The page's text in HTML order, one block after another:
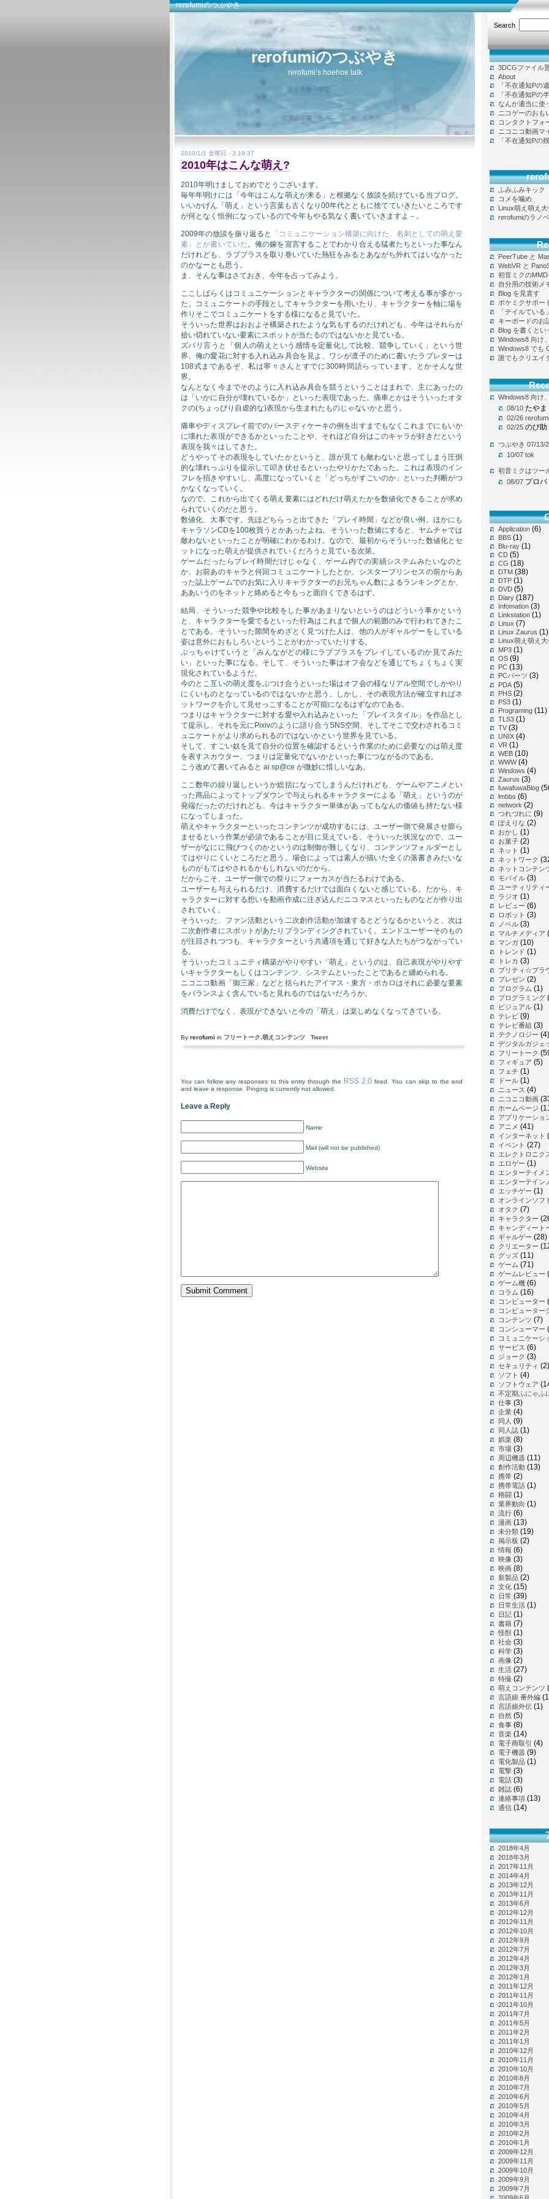
rerofumiのつぶやき
rerofumiのつぶやき
rerofumi’s hoehoe talk
2010/1/1 金曜日 - 3:19:37
2010年はこんな萌え?
2010年明けましておめでとうございます。
毎年年明けには「今年はこんな萌えが来る」と根拠なく放談を続けている当ブログ。
いいかげん「萌え」という言葉も古くなり00年代とともに捨てていきたいところです
が何となく恒例になっているので今年もやる気なく書いていきますよ－。
2009年の放談を振り返ると
「コミュニケーション構築に向けた、名刺としての萌え要
素」とか書いていた。俺の嫁を宣言することでわかり合える猛者たちといった事なん
だけれども、ラブプラスを取り巻いていた熱狂をみるとあながち外れてはいなかった
のかなーとも思う。
ま、そんな事はさておき、今年を占ってみよう。
ここしばらくはコミュニケーションとキャラクターの関係について考える事が多かっ
た。コミュニケートの手段としてキャラクターを用いたり、キャラクターを軸に場を
作りそこでコミュニケートをする様になると見ていた。
そういった世界はおおよそ構築されたような気もするのだけれども、今年はそれらが
拾い切れていない要素にスポットが当たるのではないかと見ている。
ズバリ言うと「個人の萌えという感情を定量化して比較、競争していく」という世
界。俺の愛花に対する入れ込み具合を見よ、ワシが凛子のために書いたラブレターは
108式まであるぞ、私は寧々さんとすでに300時間語らっています。とかそんな世
界。
なんとなく今までそのように入れ込み具合を競うということはまれで、主にあったの
は「いかに自分が壊れているか」といった表現であった。痛車とかはそういったオタ
クの(ちょっぴり自虐的な)表現から生まれたものじゃないかと思う。
痛車やディスプレイ前でのバースディケーキの例を出すまでもなくこれまでにもいか
に壊れた表現ができるかといったことや、それほど自分はこのキャラが好きだという
表現を我々はしてきた。
どうやってその表現をしていたかというと、誰が見ても敵わないと思ってしまう圧倒
的な壊れっぷりを提示して叩き伏せるといったやりかたであった。これは表現のイン
フレを招きやすいし、高度になっていくと「どっちがすごいのか」といった判断がつ
かなくなっていく。
なので、これから出てくる萌え要素にはどれだけ萌えたかを数値化できることが求め
られていくのだと思う。
数値化、大事です。先ほどちらっと出てきた「プレイ時間」などが良い例。ほかにも
キャラソンCDを100枚買うとかあったよね。そういった数値にすると、ヤムチャでは
敵わないといったことが明確にわかるわけ。なので、最初からそういった数値化とセ
ットになった萌えが提供されていくだろうと見ている次第。
ゲームだったらプレイ時間だけじゃなく、ゲーム内での実績システムみたいなのと
か、お前あのキャラと何回コミュニケートしたとか。シスタープリンセスの前からあ
った誌上ゲームでのお気に入りキャラクターのお兄ちゃん数によるランキングとか、
ああいうのをネットと絡めると今もっと面白くできるはず。
結局、そういった競争や比較をした事があまりないというのはどういう事かという
と、キャラクターを愛でるといった行為はこれまで個人の範囲のみで行われてきたこ
とである。そういった隙間をめざとく見つけた人は、他の人がギャルゲーをしている
姿は意外におもしろいということがわかっていたりする。
ぶっちゃけていうと「みんながどの様にラブプラスをプレイしているのか見てみた
い」といった事になる。そして、そういった事はオフ会などを通じてちょくちょく実
現化されているようだ。
今のとこ互いの萌え度をぶつけ合うといった場はオフ会の様なリアル空間でしかやり
にくいものとなっているのではないかと思う。しかし、その表現方法が確立すればネ
ットワークを介して見せっこすることが可能になるはずなのである。
つまりはキャラクターに対する愛や入れ込みといった「プレイスタイル」を作品とし
て提示し、それを元にPixivのように語り合うSNS空間、そしてそこで交わされるコミ
ュニケートがより求められるのではないかという世界を見ている。
そして、すごい奴を見て自分の位置を確認するという作業のために必要なのは萌え度
を表すスカウター、つまりは定量化でないかといった事につながるのである。
こう改めて書いてみると ai sp@ce が微妙に惜しいなあ。
ここ数年の繰り返しというか総括になってしまうんだけれども、ゲームやアニメとい
った商品によってトップダウンで与えられるキャラクターによる「萌え」というのが
発端だったのだけれども、今はキャラクター単体があってもなんの価値も持たない様
になってしまった。
萌えやキャラクターといったコンテンツが成功するには、ユーザー側で発展させ膨ら
ませるという作業が必須であることが目に見えている。そういった状況なので、ユー
ザーがなにに飛びつくのかというのは制御が難しくなり、コンテンツフォルダーとし
てはやりにくいところだと思う。場合によっては素人が描いた全くの落書きみたいな
ものがもてはやされるかもしれないのだから。
だからこそ、ユーザー側での祭りにフォーカスが当たるわけである。
ユーザーも与えられるだけ、消費するだけでは面白くないと感じている。だから、キ
ャラクターに対する想いを動画作成に注ぎ込んだニコマスといったものなどが作り出
されていく。
そういった、ファン活動という二次創作活動が加速するとどうなるかというと、次は
二次創作者にスポットがあたりブランディングされていく。エンドユーザーそのもの
が注目されつつも、キャラクターという共通項を通じて好きな人たちがつながってい
る。
そういったコミュニティ構築がやりやすい「萌え」というのは、自己表現がやりやす
いキャラクターもしくはコンテンツ、システムといったことであると纏められる。
ニコニコ動画「御三家」などと括られたアイマス・東方・ボカロはそれに必要な要素
をバランスよく含んでいると見れるのではないだろうか。
消費だけでなく、表現ができないと今の「萌え」は楽しめなくなってきている。
By rerofumi in フリートーク 萌えコンテンツ Tweet
You can follow any responses to this entry through the RSS 2.0 feed. You can skip to the end
and leave a response. Pinging is currently not allowed.
Leave a Reply
Name
Mail (will not be published)
Website
Search
3DCGファイル
About
「不在通知Pの
「不在通知Pの
なんか適当に使
ニコゲーのおも
コンタクトフォ
ニコニコ動画マ
「不在通知Pの
ふみふみキック
コメを噛め
Linux萌え萌え
rerofumiのラノ
PeerTube と
WebVR と
初音ミクの
自分用の技術メ
Blog を見直す
ポケミクサポー
「テイルている
キーボードのお
Blog を書くとい
Windows8 向け
Windows8 でも
誰でもクリエイ
Windows8 向け
08/10 たやま
02/26 rerofumi
02/25 のび助
つぶやき 07/13/
10/07 tok
初音ミクはツー
08/07 プロパ
Application (6)
BBS (1)
Blu-ray (1)
CD (5)
CG (18)
DTM (38)
DTP (1)
DVD (5)
Diary (187)
Infomation (3)
Linkstation (1)
Linux (7)
Linux Zaurus (1)
Linux萌え萌え
MP3 (1)
OS (9)
PC (13)
PCパーツ (3)
PDA (5)
PHS (2)
PS3 (1)
Programing (11)
TLS3 (1)
TV (3)
UNIX (4)
VR (1)
WEB (10)
WWW(4)
Windows (4)
Zaurus (3)
fuwafuwaBlog
lmbbs (6)
network (2)
つれづれに (9)
ぽえりな (2)
おかし (1)
お菓子 (2)
ネット (1)
ネットワーク
ネットコンテン
モバイル (3)
ユーティリティ
ラジオ (1)
レビュー (6)
ロボット (3)
ノベル (3)
マルチメディア
マンガ (10)
トレンド (1)
トレカ (3)
プリティ☆ブラ
プレゼン (2)
プログラム (1)
プログラミング
ビジュアル (1)
テレビ (9)
テレビ番組 (3)
テクノロジー (4)
デジタルガジェ
フリートーク
フィギュア (5)
フェチ (1)
ドール (1)
ニュース (4)
ニコニコ動画
ホームページ
アプリケーショ
アニメ (41)
インターネット
イベント (27)
エレクトロニク
エロゲー (1)
エンターテイメ
エンターテイン
エッチゲー (1)
オンラインソフ
オタク (7)
キャラクター
キャンディート
ギャルゲー (28)
クリエーター
グッズ (11)
ゲーム (71)
ゲームレビュー
ゲーム機 (6)
コラム (16)
コンピューター
コンピューター
コンテンツ (7)
コンシューマー
コミュニケーシ
サービス (6)
ジョーク (3)
セキュリティ (2)
ソフト (4)
ソフトウェア
不定期ふにゃふ
仕事 (3)
企業 (4)
同人 (9)
同人誌 (1)
娯楽 (8)
市場 (3)
周辺機器 (11)
創作活動 (13)
携帯 (2)
携帯電話 (1)
格闘 (1)
業界動向 (1)
流行 (6)
漫画 (13)
未分類 (19)
掲示板 (2)
情報 (6)
映像 (3)
映画 (8)
新製品 (2)
文化 (15)
日常 (39)
日常生活 (1)
日記 (1)
書籍 (7)
怪獣 (1)
社会 (3)
科学 (3)
画像 (2)
生活 (27)
特撮 (2)
萌えコンテンツ
言語娘 番外編
言語娘外伝 (1)
自然 (5)
食事 (8)
音楽 (14)
電子商取引 (4)
電子機器 (9)
電化製品 (1)
電撃 (3)
電話 (3)
雑誌 (6)
連絡事項 (13)
通信 (14)
2018年4月
2018年3月
2017年11月
2014年4月
2013年12月
2013年11月
2013年6月
2012年12月
2012年11月
2012年10月
2012年9月
2012年7月
2012年4月
2012年3月
2012年1月
2011年12月
2011年11月
2011年10月
2011年7月
2011年5月
2011年2月
2011年1月
2010年12月
2010年11月
2010年10月
2010年8月
2010年7月
2010年6月
2010年5月
2010年4月
2010年3月
2010年2月
2010年1月
2009年12月
2009年11月
2009年10月
2009年9月
2009年7月